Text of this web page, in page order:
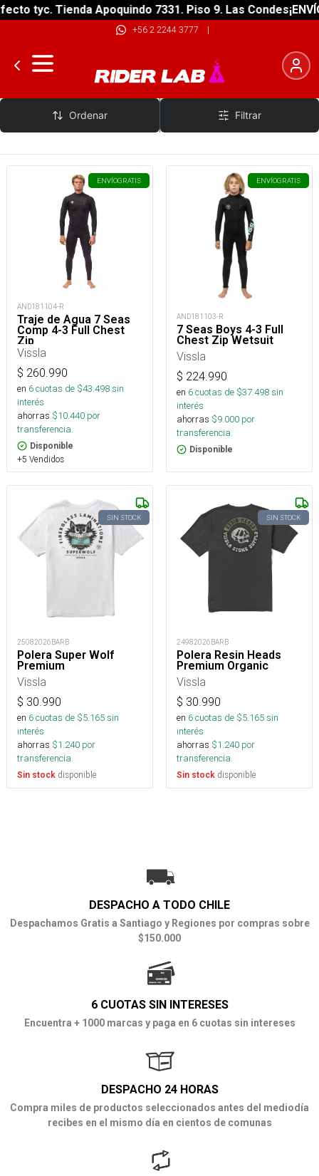
tyc. Tienda Apoquindo 7331. Piso 9. Las Condes
+56 2 2244 3777 |
Vissla
Ordenar Filtrar
ENVÍOGRATIS
AND181104-R
Traje de Agua 7 Seas
Comp 4-3 Full Chest
Zip
Vissla
$ 260.990
en 6cuotas de $43.498sin
interés
ahorras $10.440 por
transferencia.
Disponible
+5 Vendidos
ENVÍOGRATIS
AND181103-R
7 Seas Boys 4-3 Full
Chest Zip Wetsuit
Vissla
$ 224.990
en 6cuotas de $37.498sin
interés
ahorras $9.000 por
transferencia.
Disponible
SIN STOCK
25082026BARB
Polera Super Wolf
Premium
Vissla
$ 30.990
en 6cuotas de $5.165sin
interés
ahorras $1.240 por
transferencia.
Sin stock disponible
SIN STOCK
24982026BARB
Polera Resin Heads
Premium Organic
Vissla
$ 30.990
en 6cuotas de $5.165sin
interés
ahorras $1.240 por
transferencia.
Sin stock disponible
DESPACHO A TODO CHILE
Despachamos Gratis a Santiago y Regiones por compras sobre
$150.000
6 CUOTAS SIN INTERESES
Encuentra + 1000 marcas y paga en 6 cuotas sin intereses
DESPACHO 24 HORAS
Compra miles de productos seleccionados antes del mediodía
recibes en el mismo día en cientos de comunas